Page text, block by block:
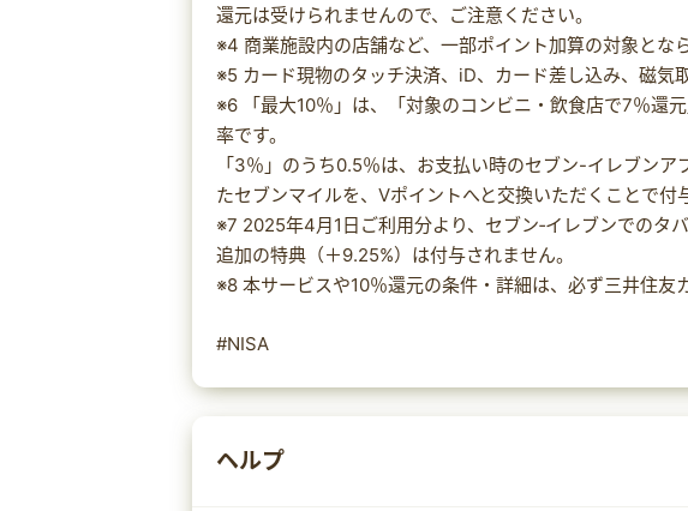
還元は受けられませんので、ご注意ください。
※4 商業施設内の店舗など、一部ポイント加算の対象とな
※5 カード現物のタッチ決済、iD、カード差し込み、磁気
※6 「最大10％」は、「対象のコンビニ・飲食店で7％還
率です。
「3％」のうち0.5％は、お支払い時のセブン-イレブン
たセブンマイルを、Vポイントへと交換いただくことで付
※7 2025年4月1日ご利用分より、セブン‐イレブンでのタ
追加の特典（＋9.25%）は付与されません。
※8 本サービスや10％還元の条件・詳細は、必ず三井住友
#NISA
ヘルプ